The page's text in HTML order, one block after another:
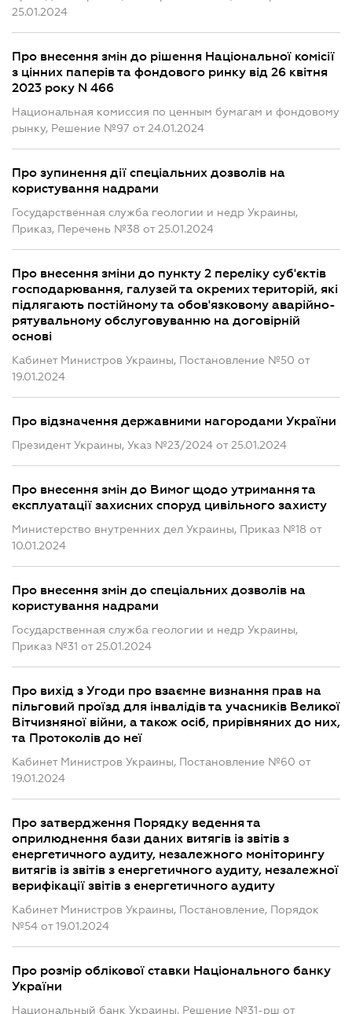
25.01.2024
Про внесення змін до рішення Національної комісії
з цінних паперів та фондового ринку від 26 квітня
2023 року N 466
Национальная комиссия по ценным бумагам и фондовому
рынку, Решение №97 от 24.01.2024
Про зупинення дії спеціальних дозволів на
користування надрами
Государственная служба геологии и недр Украины,
Приказ, Перечень №38 от 25.01.2024
Про внесення зміни до пункту 2 переліку суб'єктів
господарювання, галузей та окремих територій, які
підлягають постійному та обов'язковому аварійно-
рятувальному обслуговуванню на договірній
основі
Кабинет Министров Украины, Постановление №50 от
19.01.2024
Про відзначення державними нагородами України
Президент Украины, Указ №23/2024 от 25.01.2024
Про внесення змін до Вимог щодо утримання та
експлуатації захисних споруд цивільного захисту
Министерство внутренних дел Украины, Приказ №18 от
10.01.2024
Про внесення змін до спеціальних дозволів на
користування надрами
Государственная служба геологии и недр Украины,
Приказ №31 от 25.01.2024
Про вихід з Угоди про взаємне визнання прав на
пільговий проїзд для інвалідів та учасників Великої
Вітчизняної війни, а також осіб, прирівняних до них,
та Протоколів до неї
Кабинет Министров Украины, Постановление №60 от
19.01.2024
Про затвердження Порядку ведення та
оприлюднення бази даних витягів із звітів з
енергетичного аудиту, незалежного моніторингу
витягів із звітів з енергетичного аудиту, незалежної
верифікації звітів з енергетичного аудиту
Кабинет Министров Украины, Постановление, Порядок
№54 от 19.01.2024
Про розмір облікової ставки Національного банку
України
Национальный банк Украины, Решение №31-рш от